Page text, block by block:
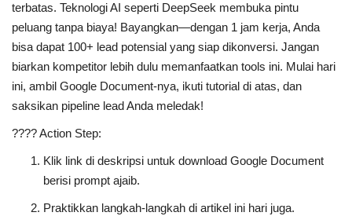
terbatas. Teknologi AI seperti DeepSeek membuka pintu
peluang tanpa biaya! Bayangkan—dengan 1 jam kerja, Anda
bisa dapat 100+ lead potensial yang siap dikonversi. Jangan
biarkan kompetitor lebih dulu memanfaatkan tools ini. Mulai hari
ini, ambil Google Document-nya, ikuti tutorial di atas, dan
saksikan pipeline lead Anda meledak!
????Action Step:
Klik link di deskripsi untuk download Google Document
berisi prompt ajaib.
Praktikkan langkah-langkah di artikel ini hari juga.